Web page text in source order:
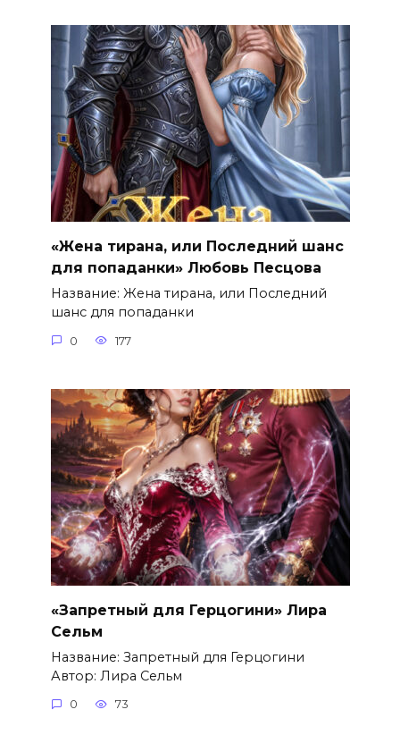
«Жена тирана, или Последний шанс
для попаданки» Любовь Песцова
Название: Жена тирана, или Последний
шанс для попаданки
0 177
«Запретный для Герцогини» Лира
Сельм
Название: Запретный для Герцогини
Автор: Лира Сельм
0 73